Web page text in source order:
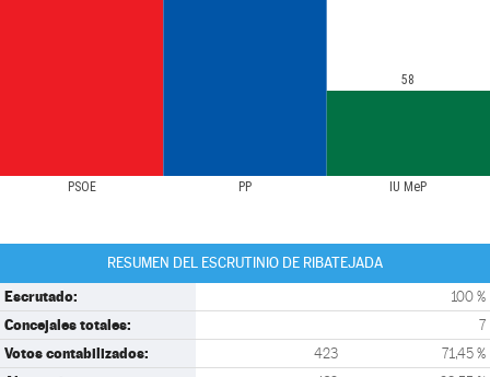
PSOE PP IU MeP
58
RESUMEN DEL ESCRUTINIO DE RIBATEJADA
Escrutado: 100 %
Concejales totales: 7
Votos contabilizados: 423 71,45 %